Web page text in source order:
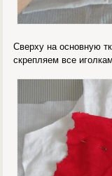
Сверху на основную
скрепляем все